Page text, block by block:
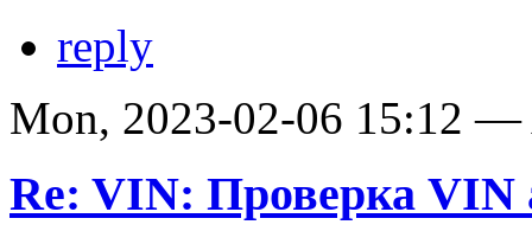
reply
Mon, 2023-02-06 15:12 —
Re: VIN: Проверка VIN